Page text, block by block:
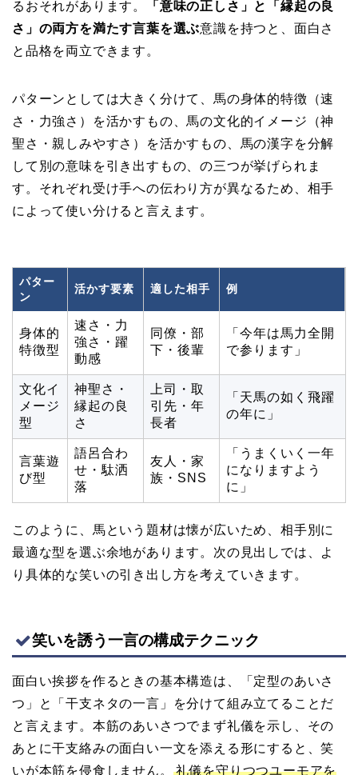
るおそれがあります。
「意味の正しさ」と「縁起の良
さ」の両方を満たす言葉を選ぶ意識を持つと、面白さ
と品格を両立できます。
パターンとしては大きく分けて、馬の身体的特徴（速
さ・力強さ）を活かすもの、馬の文化的イメージ（神
聖さ・親しみやすさ）を活かすもの、馬の漢字を分解
して別の意味を引き出すもの、の三つが挙げられま
す。それぞれ受け手への伝わり方が異なるため、相手
によって使い分けると言えます。
パター
ン
活かす要素 適した相手 例
身体的
特徴型
速さ・力
強さ・躍
動感
同僚・部
下・後輩
「今年は馬力全開
で参ります」
文化イ
メージ
型
神聖さ・
縁起の良
さ
上司・取
引先・年
長者
「天馬の如く飛躍
の年に」
言葉遊
び型
語呂合わ
せ・駄洒
落
友人・家
族・SNS
「うまくいく一年
になりますよう
に」
このように、馬という題材は懐が広いため、相手別に
最適な型を選ぶ余地があります。次の見出しでは、よ
り具体的な笑いの引き出し方を考えていきます。
笑いを誘う一言の構成テクニック
面白い挨拶を作るときの基本構造は、「定型のあいさ
つ」と「干支ネタの一言」を分けて組み立てることだ
と言えます。本筋のあいさつでまず礼儀を示し、その
あとに干支絡みの面白い一文を添える形にすると、笑
いが本筋を侵食しません。
礼儀を守りつつユーモアを